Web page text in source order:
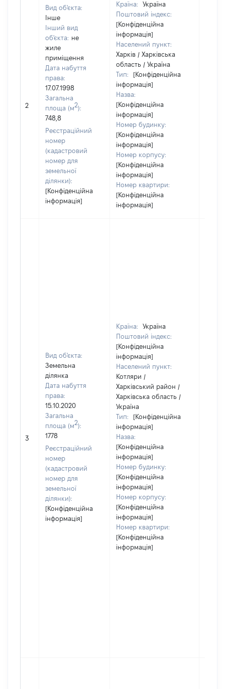
2
Вид об'єкта:
Інше
Інший вид
об'єкта: не
жиле
приміщення
Дата набуття
права:
17.07.1998
Загальна
площа (м2):
748,8
Реєстраційний
номер
(кадастровий
номер для
земельної
ділянки):
[Конфіденційна
інформація]
Країна:
Україна
Поштовий індекс:
[Конфіденційна
інформація]
Населений пункт:
Харків / Харківська
область / Україна
Тип:
[Конфіденційна
інформація]
Назва:
[Конфіденційна
інформація]
Номер будинку:
[Конфіденційна
інформація]
Номер корпусу:
[Конфіденційна
інформація]
Номер квартири:
[Конфіденційна
інформація]
3
Вид об'єкта:
Земельна
ділянка
Дата набуття
права:
15.10.2020
Загальна
площа (м2):
1778
Реєстраційний
номер
(кадастровий
номер для
земельної
ділянки):
[Конфіденційна
інформація]
Країна:
Україна
Поштовий індекс:
[Конфіденційна
інформація]
Населений пункт:
Котляри /
Харківський район /
Харківська область /
Україна
Тип:
[Конфіденційна
інформація]
Назва:
[Конфіденційна
інформація]
Номер будинку:
[Конфіденційна
інформація]
Номер корпусу:
[Конфіденційна
інформація]
Номер квартири:
[Конфіденційна
інформація]